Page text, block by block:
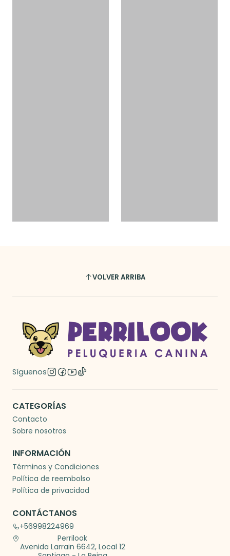
VOLVER ARRIBA
Síguenos
CATEGORÍAS
Contacto
Sobre nosotros
INFORMACIÓN
Términos y Condiciones
Política de reembolso
Política de privacidad
CONTÁCTANOS
+56998224969
Perrilook
Avenida Larrain 6642, Local 12